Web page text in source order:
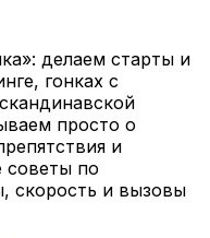
делаем старты и
гонках с
просто о
и
советы по
скорость и вызовы